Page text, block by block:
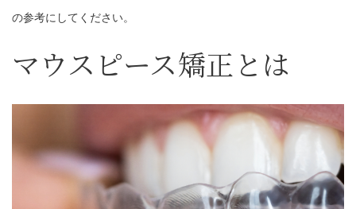
の参考にしてください。
マウスピース矯正とは